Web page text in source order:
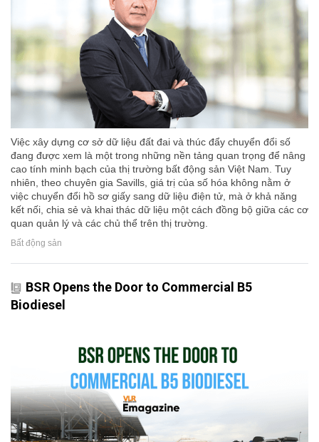
Việc xây dựng cơ sở dữ liệu đất đai và thúc đẩy chuyển đổi số
đang được xem là một trong những nền tảng quan trọng để nâng
cao tính minh bạch của thị trường bất động sản Việt Nam. Tuy
nhiên, theo chuyên gia Savills, giá trị của số hóa không nằm ở
việc chuyển đổi hồ sơ giấy sang dữ liệu điện tử, mà ở khả năng
kết nối, chia sẻ và khai thác dữ liệu một cách đồng bộ giữa các cơ
quan quản lý và các chủ thể trên thị trường.
Bất động sản
BSR Opens the Door to Commercial B5
Biodiesel